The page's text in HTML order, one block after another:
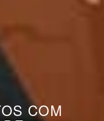
COM